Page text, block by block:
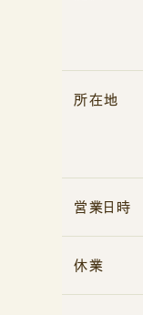
所在地
営業日時
休業